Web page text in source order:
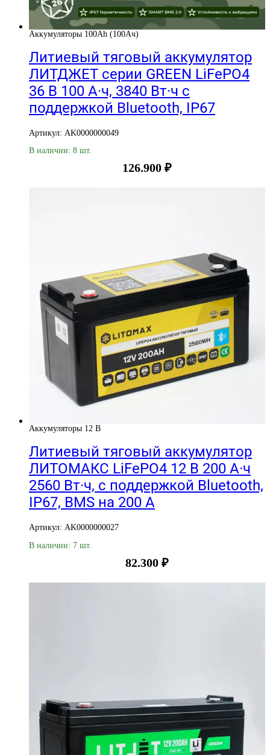
Аккумуляторы 100Ah (100Ач)
Литиевый тяговый аккумулятор
ЛИТДЖЕТ серии GREEN LiFePO4
36 В 100 А·ч, 3840 Вт·ч с
поддержкой Bluetooth, IP67
Артикул: AK0000000049
В наличии: 8 шт.
126.900 ₽
Аккумуляторы 12 В
Литиевый тяговый аккумулятор
ЛИТОМАКС LiFePO4 12 В 200 А·ч
2560 Вт·ч, с поддержкой Bluetooth,
IP67, BMS на 200 А
Артикул: AK0000000027
В наличии: 7 шт.
82.300 ₽